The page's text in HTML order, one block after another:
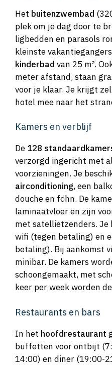
Het buitenzwembad
plek om je dag door te
ligbedden en parasols
kleinste
kinderbad van 25 m².
meter afstand, staan
voor je klaar. Je krijgt
hotel mee naar het
Kamers en verblijf
De 128
verzorgd ingericht met
voorzieningen. Je
airconditioning, een
douche en föhn. De
laminaatvloer en zijn
met satellietzenders. Je
wifi (tegen betaling) en
betaling). Bij aankomst
minibar. De kamers
schoongemaakt, met
keer per week worden
Restaurants en bars
In het hoofdrestaurant
buffetten voor ontbijt
14:00) en diner (19:00-